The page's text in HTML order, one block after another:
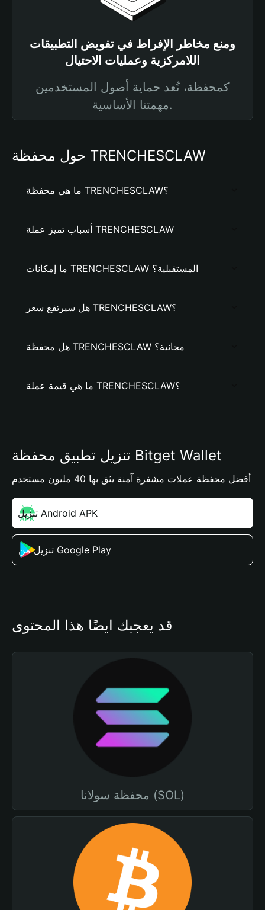
ومنع مخاطر الإفراط في تفويض التطبيقات
اللامركزية وعمليات الاحتيال
كمحفظة، تُعد حماية أصول المستخدمين
مهمتنا الأساسية.
حول محفظة TRENCHESCLAW
ما هي محفظة TRENCHESCLAW؟
أسباب تميز عملة TRENCHESCLAW
ما إمكانات TRENCHESCLAW المستقبلية؟
هل سيرتفع سعر TRENCHESCLAW؟
هل محفظة TRENCHESCLAW مجانية؟
ما هي قيمة عملة TRENCHESCLAW؟
تنزيل تطبيق محفظة Bitget Wallet
أفضل محفظة عملات مشفرة آمنة يثق بها 40 مليون مستخدم
تنزيل Android APK
تنزيل من Google Play
قد يعجبك أيضًا هذا المحتوى
محفظة سولانا (SOL)